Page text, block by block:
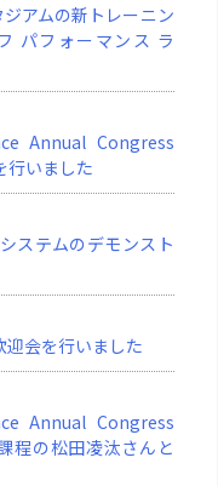
アムの新トレーニン
パフォーマンス ラ
Annual Congress
いました
ステムのデモンスト
会を行いました
Annual Congress
程の松田凌汰さんと